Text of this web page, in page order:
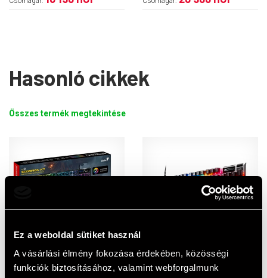
Ez a weboldal sütiket használ
A vásárlási élmény fokozása érdekében, közösségi
funkciók biztosításához, valamint webforgalmunk
Hasonló cikkek
Összes termék megtekintése
Genius Scorpion K7 gamer
Steelseries Apex Pro Gen 3
gamer billentyűzet (UK,